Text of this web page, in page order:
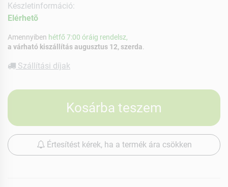
Készletinformáció:
Elérhetõ
Amennyiben hétfő 7:00 óráig rendelsz,
a várható kiszállítás augusztus 12, szerda
Szállítási díjak
Kosárba teszem
Értesítést kérek, ha a termék ára csökken